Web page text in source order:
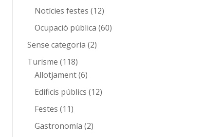
Notícies festes (12)
Ocupació pública (60)
Sense categoria (2)
Turisme (118)
Allotjament(6)
Edificis públics (12)
Festes (11)
Gastronomía (2)